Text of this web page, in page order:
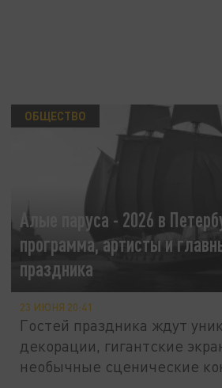
Алые паруса - 2026 в
программа, артисты и
праздника
ОБЩЕСТВО
23 ИЮНЯ 20:41
Гостей праздника ждут
декорации, гигантские
необычные сценические